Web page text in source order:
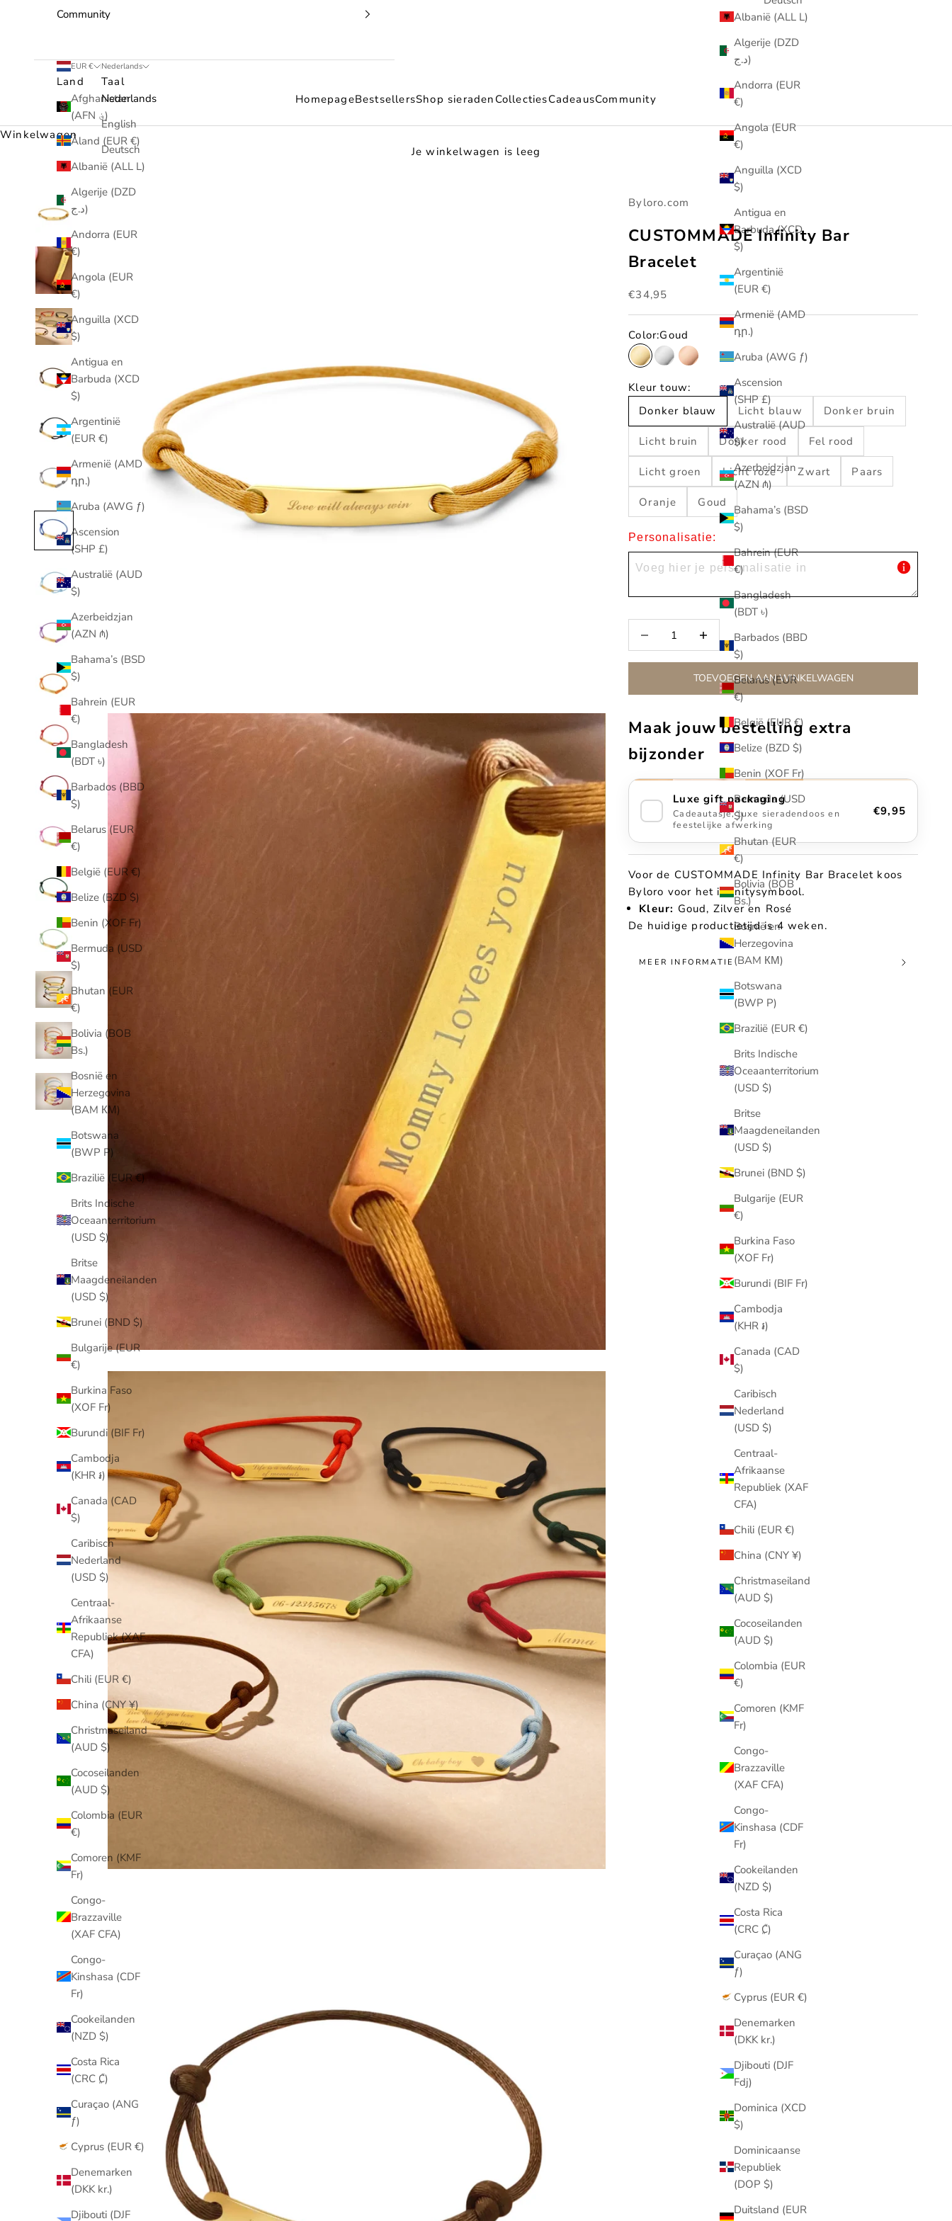
HomepageBestsellersShop sieraden CollectiesCadeausCommunity
Albanië (ALL L)
Algerije (DZD
د.ج)
Andorra (EUR
€)
Angola (EUR
€)
Anguilla (XCD
$)
Antigua en
Barbuda (XCD
$)
Argentinië
(EUR €)
Armenië (AMD
դր.)
Aruba (AWG ƒ)
Ascension
(SHP £)
Australië (AUD
$)
Azerbeidzjan
(AZN ₼)
Bahama’s (BSD
$)
Bahrein (EUR
€)
Bangladesh
(BDT ৳)
Barbados (BBD
$)
Belarus (EUR
€)
België (EUR €)
Belize (BZD $)
Benin (XOF Fr)
Bermuda (USD
$)
Bhutan (EUR
€)
Bolivia (BOB
Bs.)
Bosnië en
Herzegovina
(BAM КМ)
Botswana
(BWP P)
Brazilië (EUR €)
Brits Indische
Oceaanterritorium
(USD $)
Britse
Maagdeneilanden
(USD $)
Brunei (BND $)
Bulgarije (EUR
€)
Burkina Faso
(XOF Fr)
Burundi (BIF Fr)
Cambodja
(KHR ៛)
Canada (CAD
$)
Caribisch
Nederland
(USD $)
Centraal-
Afrikaanse
Republiek (XAF
CFA)
Chili (EUR €)
China (CNY ¥)
Christmaseiland
(AUD $)
Cocoseilanden
(AUD $)
Colombia (EUR
€)
Comoren (KMF
Fr)
Congo-
Brazzaville
(XAF CFA)
Congo-
Kinshasa (CDF
Fr)
Cookeilanden
(NZD $)
Costa Rica
(CRC ₡)
Curaçao (ANG
ƒ)
Cyprus (EUR €)
Denemarken
(DKK kr.)
Djibouti (DJF
Fdj)
Dominica (XCD
$)
Dominicaanse
Republiek
(DOP $)
Duitsland (EUR
Community
EUR €
Land
Afghanistan
(AFN ؋)
Åland (EUR €)
Albanië (ALL L)
Algerije (DZD
د.ج)
Andorra (EUR
€)
Angola (EUR
€)
Anguilla (XCD
$)
Antigua en
Barbuda (XCD
$)
Argentinië
(EUR €)
Armenië (AMD
դր.)
Aruba (AWG ƒ)
Ascension
(SHP £)
Australië (AUD
$)
Azerbeidzjan
(AZN ₼)
Bahama’s (BSD
$)
Bahrein (EUR
€)
Bangladesh
(BDT ৳)
Barbados (BBD
$)
Belarus (EUR
€)
België (EUR €)
Belize (BZD $)
Benin (XOF Fr)
Bermuda (USD
$)
Bhutan (EUR
€)
Bolivia (BOB
Bs.)
Bosnië en
Herzegovina
(BAM КМ)
Botswana
(BWP P)
Brazilië (EUR €)
Brits Indische
Oceaanterritorium
(USD $)
Britse
Maagdeneilanden
(USD $)
Brunei (BND $)
Bulgarije (EUR
€)
Burkina Faso
(XOF Fr)
Burundi (BIF Fr)
Cambodja
(KHR ៛)
Canada (CAD
$)
Caribisch
Nederland
(USD $)
Centraal-
Afrikaanse
Republiek (XAF
CFA)
Chili (EUR €)
China (CNY ¥)
Christmaseiland
(AUD $)
Cocoseilanden
(AUD $)
Colombia (EUR
€)
Comoren (KMF
Fr)
Congo-
Brazzaville
(XAF CFA)
Congo-
Kinshasa (CDF
Fr)
Cookeilanden
(NZD $)
Costa Rica
(CRC ₡)
Curaçao (ANG
ƒ)
Cyprus (EUR €)
Denemarken
(DKK kr.)
Djibouti (DJF
Nederlands
Taal
Nederlands
English
Deutsch
Winkelwagen
Je winkelwagen is leeg
Byloro.com
CUSTOMMADE Infinity Bar
Bracelet
Aanbiedingsprijs
€34,95
Color:Goud
GoudZilverRosé
Kleur touw:
Donker blauw
Licht blauw Donker bruin
Licht bruin Donker rood Fel rood
Licht groen Licht roze Zwart Paars
Oranje Goud
Personalisatie:
TOEVOEGEN AAN WINKELWAGEN
Maak jouw bestelling extra
bijzonder
Luxe gift packaging
Cadeautasje, luxe sieradendoos en
feestelijke afwerking
€9,95
Voor de CUSTOMMADE Infinity Bar Bracelet koos
Byloro voor het infinitysymbool.
Kleur: Goud, Zilver en Rosé
De huidige productietijd is 4 weken.
MEER INFORMATIE